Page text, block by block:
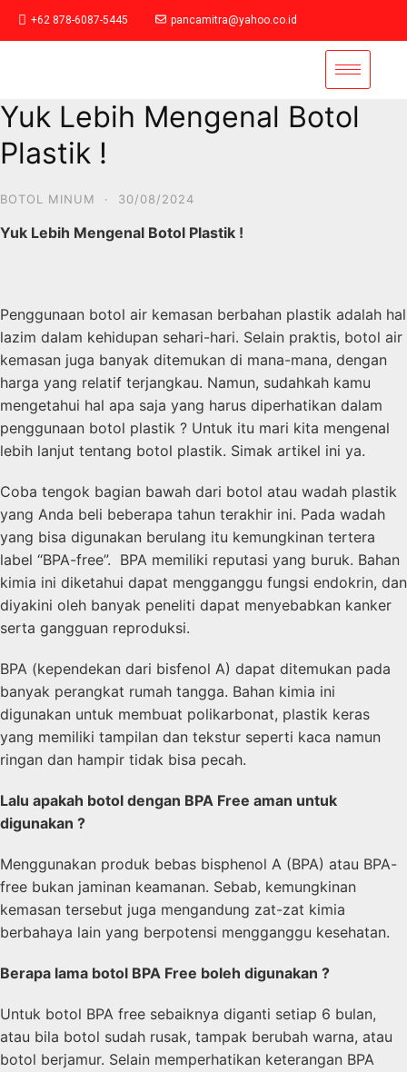
+62 878-6087-5445 pancamitra@yahoo.co.id
Yuk Lebih Mengenal Botol
Plastik !
BOTOL MINUM · 30/08/2024
Yuk Lebih Mengenal Botol Plastik !
Penggunaan botol air kemasan berbahan plastik adalah hal
lazim dalam kehidupan sehari-hari. Selain praktis, botol air
kemasan juga banyak ditemukan di mana-mana, dengan
harga yang relatif terjangkau. Namun, sudahkah kamu
mengetahui hal apa saja yang harus diperhatikan dalam
penggunaan botol plastik ? Untuk itu mari kita mengenal
lebih lanjut tentang botol plastik. Simak artikel ini ya.
Coba tengok bagian bawah dari botol atau wadah plastik
yang Anda beli beberapa tahun terakhir ini. Pada wadah
yang bisa digunakan berulang itu kemungkinan tertera
label “BPA-free”. BPA memiliki reputasi yang buruk. Bahan
kimia ini diketahui dapat mengganggu fungsi endokrin, dan
diyakini oleh banyak peneliti dapat menyebabkan kanker
serta gangguan reproduksi.
BPA (kependekan dari bisfenol A) dapat ditemukan pada
banyak perangkat rumah tangga. Bahan kimia ini
digunakan untuk membuat polikarbonat, plastik keras
yang memiliki tampilan dan tekstur seperti kaca namun
ringan dan hampir tidak bisa pecah.
Lalu apakah botol dengan BPA Free aman untuk
digunakan ?
Menggunakan produk bebas bisphenol A (BPA) atau BPA-
free bukan jaminan keamanan. Sebab, kemungkinan
kemasan tersebut juga mengandung zat-zat kimia
berbahaya lain yang berpotensi mengganggu kesehatan.
Berapa lama botol BPA Free boleh digunakan ?
Untuk botol BPA free sebaiknya diganti setiap 6 bulan,
atau bila botol sudah rusak, tampak berubah warna, atau
botol berjamur. Selain memperhatikan keterangan BPA